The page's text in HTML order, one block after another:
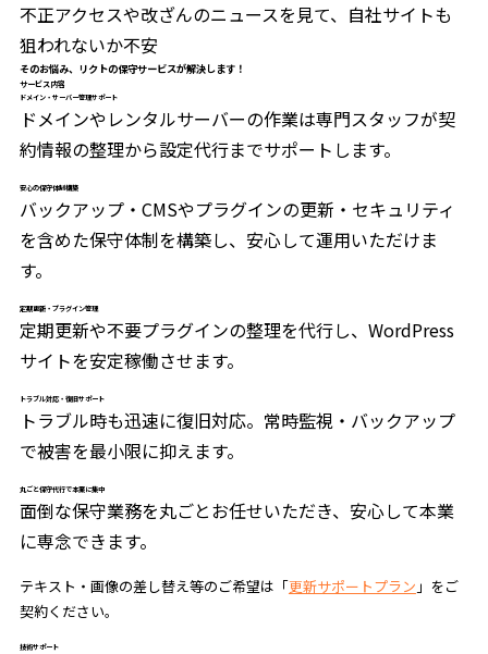
不正アクセスや改ざんのニュースを見て、自社サイトも
狙われないか不安
そのお悩み、リクトの保守サービスが解決します！
サービス内容
ドメイン・サーバー管理サポート
ドメインやレンタルサーバーの作業は専門スタッフが契
約情報の整理から設定代行までサポートします。
安心の保守体制構築
バックアップ・CMSやプラグインの更新・セキュリティ
を含めた保守体制を構築し、安心して運用いただけま
す。
定期更新・プラグイン管理
定期更新や不要プラグインの整理を代行し、WordPress
サイトを安定稼働させます。
トラブル対応・復旧サポート
トラブル時も迅速に復旧対応。常時監視・バックアップ
で被害を最小限に抑えます。
丸ごと保守代行で本業に集中
面倒な保守業務を丸ごとお任せいただき、安心して本業
に専念できます。
テキスト・画像の差し替え等のご希望は「更新サポートプラン 」をご
契約ください。
技術サポート